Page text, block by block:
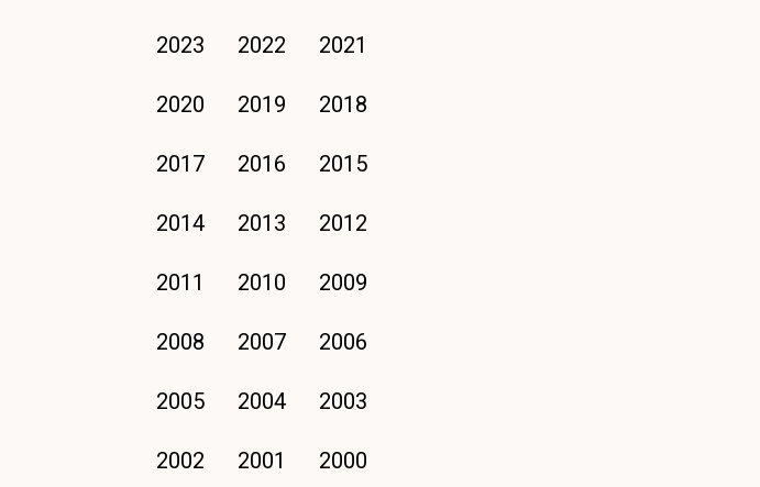
2023 2022 2021
2020 2019 2018
2017 2016 2015
2014 2013 2012
2011 2010 2009
2008 2007 2006
2005 2004 2003
2002 2001 2000